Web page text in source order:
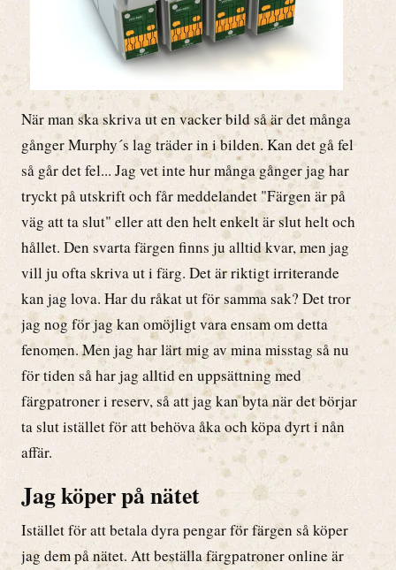
När man ska skriva ut en vacker bild så är det många
gånger Murphy´s lag träder in i bilden. Kan det gå fel
så går det fel... Jag vet inte hur många gånger jag har
tryckt på utskrift och får meddelandet "Färgen är på
väg att ta slut" eller att den helt enkelt är slut helt och
hållet. Den svarta färgen finns ju alltid kvar, men jag
vill ju ofta skriva ut i färg. Det är riktigt irriterande
kan jag lova. Har du råkat ut för samma sak? Det tror
jag nog för jag kan omöjligt vara ensam om detta
fenomen. Men jag har lärt mig av mina misstag så nu
för tiden så har jag alltid en uppsättning med
färgpatroner i reserv, så att jag kan byta när det börjar
ta slut istället för att behöva åka och köpa dyrt i nån
affär.
Jag köper på nätet
Istället för att betala dyra pengar för färgen så köper
jag dem på nätet. Att beställa färgpatroner online är